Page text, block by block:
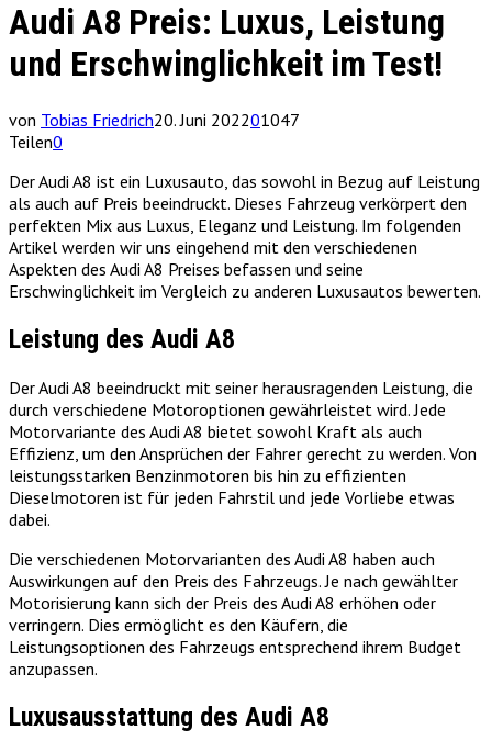
Audi A8 Preis: Luxus, Leistung
und Erschwinglichkeit im Test!
von Tobias Friedrich20. Juni 202201047
Teilen0
Der Audi A8 ist ein Luxusauto, das sowohl in Bezug auf Leistung
als auch auf Preis beeindruckt. Dieses Fahrzeug verkörpert den
perfekten Mix aus Luxus, Eleganz und Leistung. Im folgenden
Artikel werden wir uns eingehend mit den verschiedenen
Aspekten des Audi A8 Preises befassen und seine
Erschwinglichkeit im Vergleich zu anderen Luxusautos bewerten.
Leistung des Audi A8
Der Audi A8 beeindruckt mit seiner herausragenden Leistung, die
durch verschiedene Motoroptionen gewährleistet wird. Jede
Motorvariante des Audi A8 bietet sowohl Kraft als auch
Effizienz, um den Ansprüchen der Fahrer gerecht zu werden. Von
leistungsstarken Benzinmotoren bis hin zu effizienten
Dieselmotoren ist für jeden Fahrstil und jede Vorliebe etwas
dabei.
Die verschiedenen Motorvarianten des Audi A8 haben auch
Auswirkungen auf den Preis des Fahrzeugs. Je nach gewählter
Motorisierung kann sich der Preis des Audi A8 erhöhen oder
verringern. Dies ermöglicht es den Käufern, die
Leistungsoptionen des Fahrzeugs entsprechend ihrem Budget
anzupassen.
Luxusausstattung des Audi A8